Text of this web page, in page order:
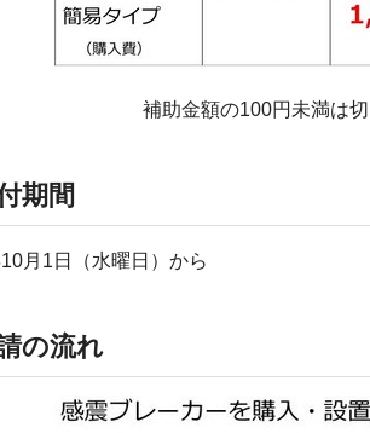
補助金額の100円未満は
期間
月1日（水曜日）から
の流れ